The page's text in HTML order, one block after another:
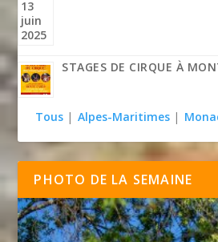
STAGES DE CIRQUE À
Tous | Alpes-Maritimes |
PHOTO DE LA SEMAINE